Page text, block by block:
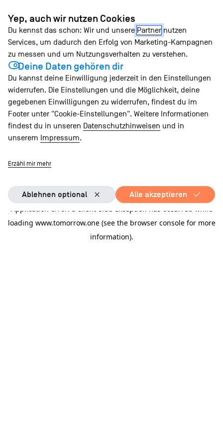
Zum
Inhalt
springen
Application error: a client-side exception has occurred while
loading www.tomorrow.one (see the browser console for more
information).
Yep, auch wir nutzen Cookies
Du kennst das schon: Wir und unsere Partner nutzen
Services, um dadurch den Erfolg von Marketing-Kampagnen
zu messen und um Nutzungsverhalten zu verstehen.
Deine Daten gehören dir
Du kannst deine Einwilligung jederzeit in den Einstellungen
widerrufen. Die Einstellungen und die Möglichkeit, deine
gegebenen Einwilligungen zu widerrufen, findest du im
Footer unter "Cookie-Einstellungen". Weitere Informationen
findest du in unseren Datenschutzhinweisen und in
unserem Impressum.
Erzähl mir mehr
Ablehnen optional Alle akzeptieren